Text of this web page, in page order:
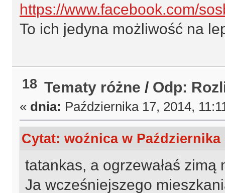
https://www.facebook.com/
To ich jedyna możliwość na
18 Tematy różne / Odp:
« dnia: Października 17, 2014,
Cytat: woźnica w Października
tatankas, a ogrzewałaś
Ja wcześniejszego